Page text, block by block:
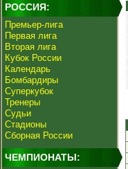
РОССИЯ:
Премьер-лига
Первая лига
Вторая лига
Кубок России
Календарь
Бомбардиры
Суперкубок
Тренеры
Судьи
Стадионы
Сборная России
ЧЕМПИОНАТЫ: